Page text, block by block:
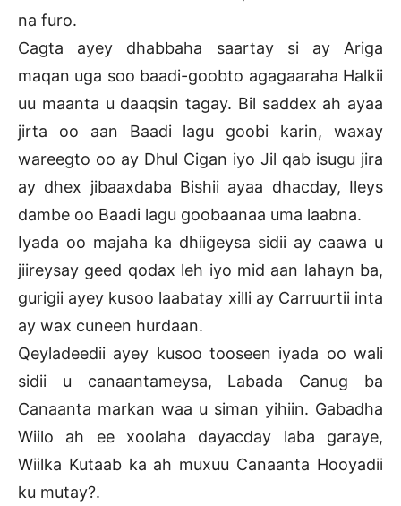
na furo.
Cagta ayey dhabbaha saartay si ay Ariga
maqan uga soo baadi-goobto agagaaraha Halkii
uu maanta u daaqsin tagay. Bil saddex ah ayaa
jirta oo aan Baadi lagu goobi karin, waxay
wareegto oo ay Dhul Cigan iyo Jil qab isugu jira
ay dhex jibaaxdaba Bishii ayaa dhacday, Ileys
dambe oo Baadi lagu goobaanaa uma laabna.
Iyada oo majaha ka dhiigeysa sidii ay caawa u
jiireysay geed qodax leh iyo mid aan lahayn ba,
gurigii ayey kusoo laabatay xilli ay Carruurtii inta
ay wax cuneen hurdaan.
Qeyladeedii ayey kusoo tooseen iyada oo wali
sidii u canaantameysa, Labada Canug ba
Canaanta markan waa u siman yihiin. Gabadha
Wiilo ah ee xoolaha dayacday laba garaye,
Wiilka Kutaab ka ah muxuu Canaanta Hooyadii
ku mutay?.